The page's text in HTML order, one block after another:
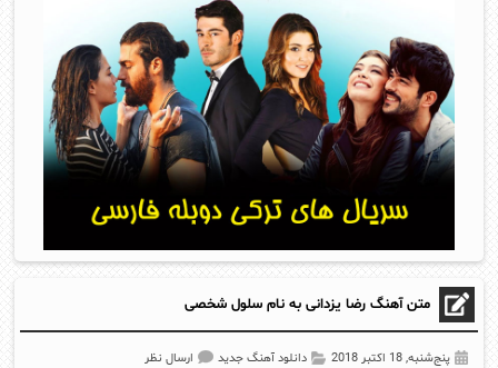
متن آهنگ رضا یزدانی به نام سلول شخصی
پنج‌شنبه, 18 اکتبر 2018 دانلود آهنگ جدید ارسال نظر